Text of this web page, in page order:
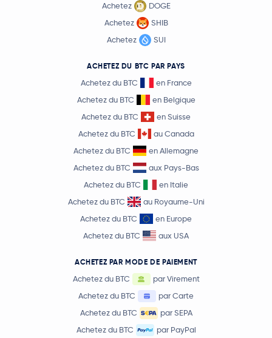
Achetez
DOGE
Achetez
SHIB
Achetez
SUI
ACHETEZ DU BTC PAR PAYS
Achetez du BTC
en France
Achetez du BTC
en Belgique
Achetez du BTC
en Suisse
Achetez du BTC
au Canada
Achetez du BTC
en Allemagne
Achetez du BTC
aux Pays-Bas
Achetez du BTC
en Italie
Achetez du BTC
au Royaume-Uni
Achetez du BTC
en Europe
Achetez du BTC
aux USA
ACHETEZ PAR MODE DE PAIEMENT
Achetez du BTC
par Virement
Achetez du BTC
par Carte
Achetez du BTC
par SEPA
Achetez du BTC
par PayPal